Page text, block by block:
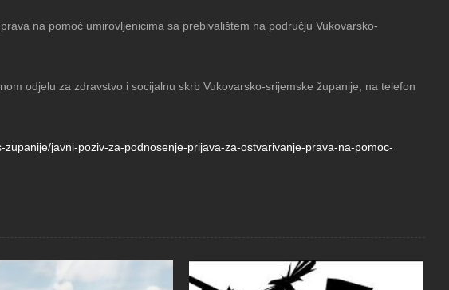
na pomoć umirovljenicima sa prebivalištem na području Vukovarsko-
odjelu za zdravstvo i socijalnu skrb Vukovarsko-srijemske županije, na telefon
zupanije/javni-poziv-za-podnosenje-prijava-za-ostvarivanje-prava-na-pomoc-